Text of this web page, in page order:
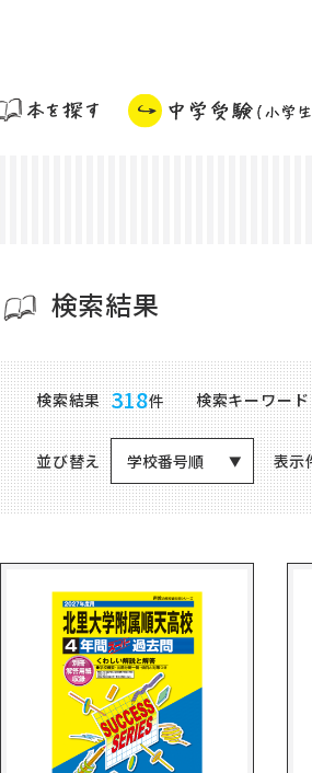
検索結果
商品検索結果
検索結果 318件 検索キーワード
並び替え 学校番号順 表示